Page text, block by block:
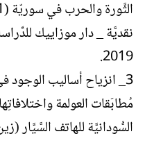
نقديَّة _ دار موزاييك
2019.
3_ انزياح أساليب الوجود
مُطابَقات العولمة
السُّودانيَّة للهاتف السَّيَّار